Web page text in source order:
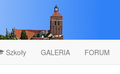
Szkoły GALERIA FORUM